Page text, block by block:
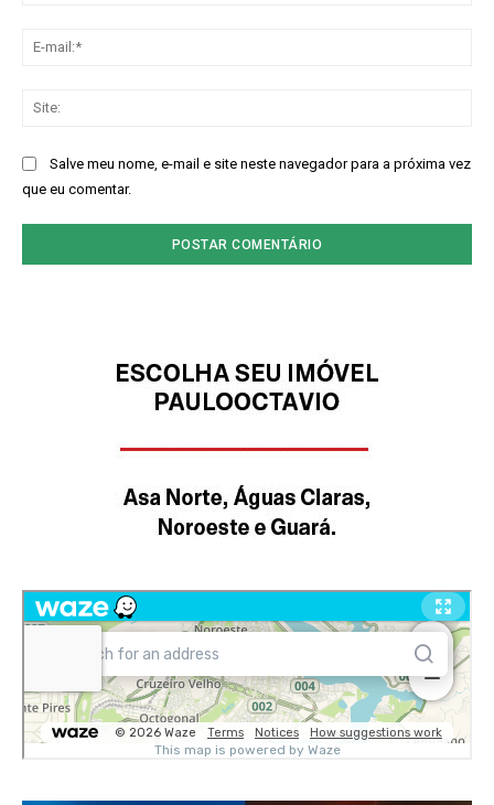
Salve meu nome, e-mail e site neste navegador para a próxima vez
que eu comentar.